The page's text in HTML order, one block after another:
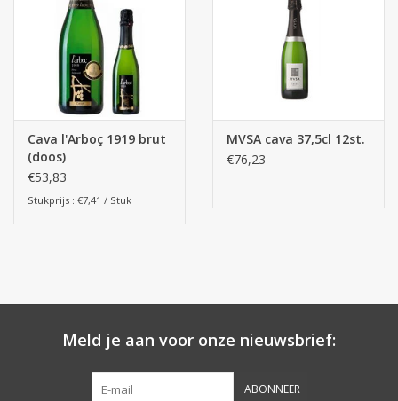
Botanicals
Snoeppot-Snoep
Kassarollen
Cleaning-producten
Verpakking
Kantoorbenodigdheden
Cava l'Arboç 1919 brut
(doos)
€53,83
Stukprijs : €7,41 / Stuk
MVSA cava 37,5cl 12st.
€76,23
Meld je aan voor onze nieuwsbrief:
ABONNEER